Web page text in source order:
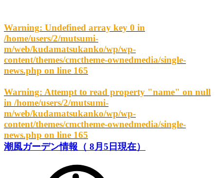
Warning: Undefined array key 0 in
/home/users/2/mutsumi-
m/web/kudamatsukanko/wp/wp-
content/themes/cmctheme-ownedmedia/single-
news.php on line 165
Warning: Attempt to read property "name" on null
in /home/users/2/mutsumi-
m/web/kudamatsukanko/wp/wp-
content/themes/cmctheme-ownedmedia/single-
news.php on line 165
潮風ガーデン情報（ 8月5日現在）